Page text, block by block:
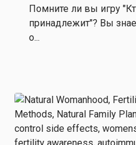
Помните ли вы игру
принадлежит"? Вы
о...